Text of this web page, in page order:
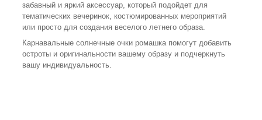
забавный и яркий аксессуар, который подойдет для
тематических вечеринок, костюмированных мероприятий
или просто для создания веселого летнего образа.
Карнавальные солнечные очки ромашка помогут добавить
остроты и оригинальности вашему образу и подчеркнуть
вашу индивидуальность.